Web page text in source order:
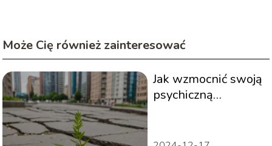
Może Cię również zainteresować
Jak wzmocnić swoją
psychiczną